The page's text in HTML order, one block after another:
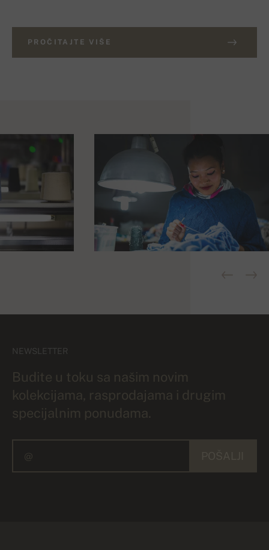
PROČITAJTE VIŠE
NEWSLETTER
Budite u toku sa našim novim
kolekcijama, rasprodajama i drugim
specijalnim ponudama.